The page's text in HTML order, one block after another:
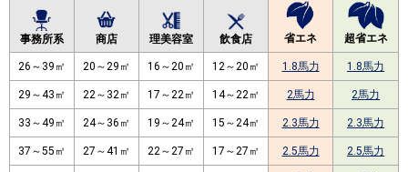
事務所系 商店 理美容室 飲食店 省エネ 超省エネ
26～39㎡ 20～29㎡ 16～20㎡ 12～20㎡ 1.8馬力 1.8馬力
29～43㎡ 22～32㎡ 17～22㎡ 14～22㎡ 2馬力 2馬力
33～49㎡ 24～36㎡ 19～24㎡ 15～24㎡ 2.3馬力 2.3馬力
37～55㎡ 27～41㎡ 22～27㎡ 17～27㎡ 2.5馬力 2.5馬力